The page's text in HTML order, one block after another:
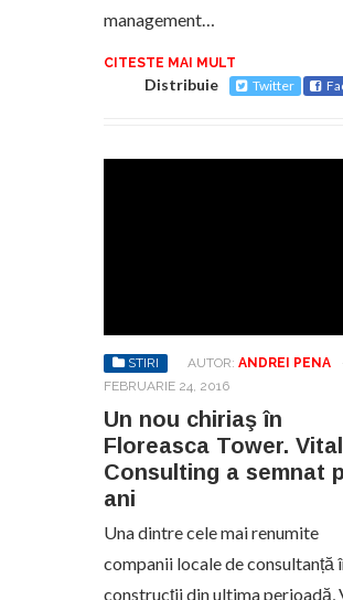
management…
CITESTE MAI MULT
Distribuie Twitter
STIRI AUTOR: ANDREI PENA
FEBRUARIE 24, 2016
Un nou chiriaş în
Floreasca Tower.
Consulting a semnat
ani
Una dintre cele mai renumite
companii locale de consultanță
construcții din ultima perioadă,